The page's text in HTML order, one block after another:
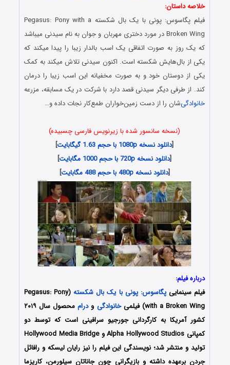
خلاصه داستان:
فیلم پگاسوس: پونی با یک بال شکسته Pegasus: Pony with a
Broken Wing در مورد دختری مهربان و جوان به نام سیدنی میباشد
که یک روز به صورت اتفاقی یک اسب بالدار زیبا را پیدا میکند که
یکی از بال‌هایش شکسته است. اکنون سیدنی تلاش میکند به کمک
یکی از دوستان خود و به صورت مخفیانه این اسب زیبا را درمان
کند. از طرفی دیگر سیدنی قصد دارد با شرکت در یک مسابقه، مزرعه
خانوادگی‌شان را از دست زمین‌خواران طمع‌کار نجات داده و…
(نسخه سانسور شده با زیرنویس فارسی چسبیده)
[دانلود نسخه 1080p با حجم 1.63 گیگابایت
]
[دانلود نسخه 720p با حجم 1000 مگابایت
]
[دانلود نسخه 480p با حجم 488 مگابایت ]
درباره فیلم:
فیلم سینماییپگاسوس: پونی با یک بال شکسته (Pegasus: Pony
with a Broken Wing) فیلمی
خانوادگی ودرام
محصول سال ۲۰۱۹
کشور آمریکا به کارگردانی جورجیو سرافینی است که توسط دو
کمپانی Alpha Hollywood Studios و Hollywood Media Bridge
تولید و منتشر شد؛ نویسندگی این فیلم را نیز رایان لیسکه و رافائل
جردن برعهده داشته و بازیگرانی چون جاناتان سیلورمن، کاریزما